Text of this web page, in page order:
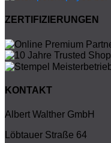
ZERTIFIZIERUNGEN
KONTAKT
Albert Walther GmbH
Löbtauer Straße 64